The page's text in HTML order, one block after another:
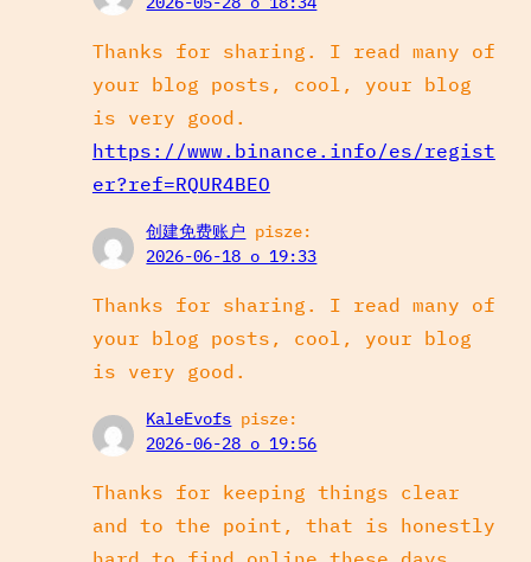
Thanks for sharing. I read many of
your blog posts, cool, your blog
is very good.
https://www.binance.info/es/regist
er?ref=RQUR4BEO
创建免费账户 pisze:
2026-06-18 o 19:33
Thanks for sharing. I read many of
your blog posts, cool, your blog
is very good.
KaleEvofs pisze:
2026-06-28 o 19:56
Thanks for keeping things clear
and to the point, that is honestly